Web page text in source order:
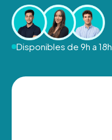
Disponibles de 9h a 18h.